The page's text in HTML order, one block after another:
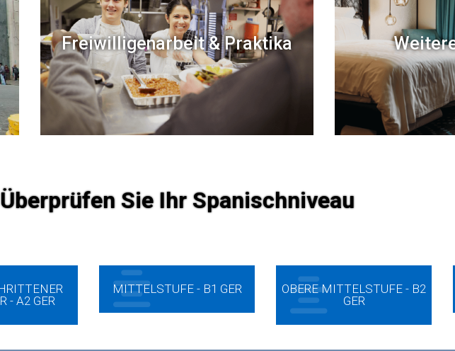
Freiwilligenarbeit & Praktika
Überprüfen Sie Ihr Spanischniveau
- A2 GER
MITTELSTUFE - B1 GER
OBERE MITTELSTUFE - B2
GER